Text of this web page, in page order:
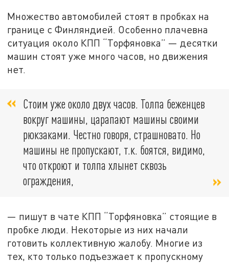
Множество автомобилей стоят в пробках на
границе с Финляндией. Особенно плачевна
ситуация около КПП “Торфяновка” — десятки
машин стоят уже много часов, но движения
нет.
Стоим уже около двух часов. Толпа беженцев
вокруг машины, царапают машины своими
рюкзаками. Честно говоря, страшновато. Но
машины не пропускают, т.к. боятся, видимо,
что откроют и толпа хлынет сквозь
ограждения,
— пишут в чате КПП “Торфяновка” стоящие в
пробке люди. Некоторые из них начали
готовить коллективную жалобу. Многие из
тех, кто только подъезжает к пропускному